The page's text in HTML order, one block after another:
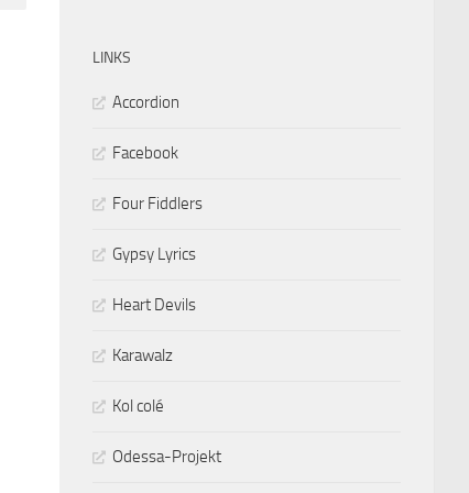
LINKS
Accordion
Facebook
Four Fiddlers
Gypsy Lyrics
Heart Devils
Karawalz
Kol colé
Odessa-Projekt